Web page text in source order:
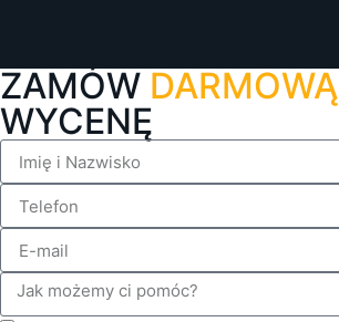
ZAMÓW DARMOWĄ
WYCENĘ